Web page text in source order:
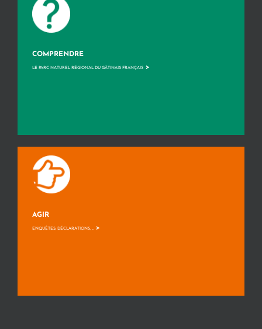
COMPRENDRE
LE PARC NATUREL RÉGIONAL DU GÂTINAIS FRANÇAIS >
AGIR
ENQUÊTES, DÉCLARATIONS, ... >